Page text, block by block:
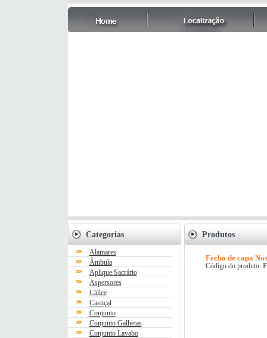
Categorias
Alamares
Âmbula
Aplique Sacrário
Aspersores
Cálice
Castiçal
Conjunto
Conjunto Galhetas
Conjunto Lavabo
Produtos
Fecho de capa
Código do produto: